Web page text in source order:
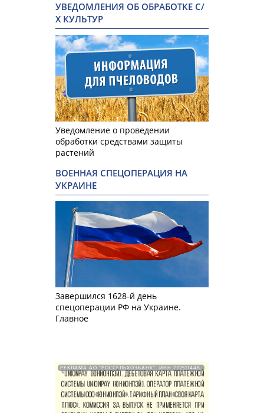
УВЕДОМЛЕНИЯ ОБ ОБРАБОТКЕ С/
Х КУЛЬТУР
Уведомление о проведении
обработки средствами защиты
растений
ВОЕННАЯ СПЕЦОПЕРАЦИЯ НА
УКРАИНЕ
Завершился 1628-й день
спецоперации РФ на Украине.
Главное
РЕКЛАМА АО "РОССЕЛЬХОЗБАНК". ИНН 772511448.